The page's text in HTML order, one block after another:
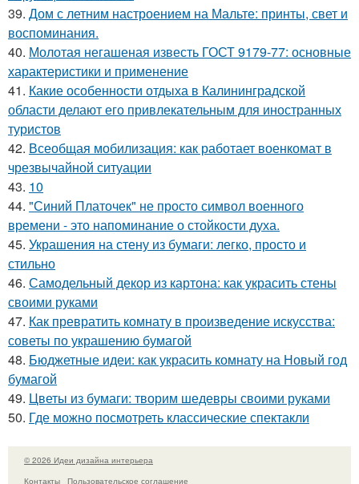
39. Дом с летним настроением на Мальте: принты, свет и
воспоминания.
40. Молотая негашеная известь ГОСТ 9179-77: основные
характеристики и применение
41. Какие особенности отдыха в Калининградской
области делают его привлекательным для иностранных
туристов
42. Всеобщая мобилизация: как работает военкомат в
чрезвычайной ситуации
43. 10
44. "Синий Платочек" не просто символ военного
времени - это напоминание о стойкости духа.
45. Украшения на стену из бумаги: легко, просто и
стильно
46. Самодельный декор из картона: как украсить стены
своими руками
47. Как превратить комнату в произведение искусства:
советы по украшению бумагой
48. Бюджетные идеи: как украсить комнату на Новый год
бумагой
49. Цветы из бумаги: творим шедевры своими руками
50. Где можно посмотреть классические спектакли
© 2026 Идеи дизайна интерьера
Контакты
Пользовательское соглашение